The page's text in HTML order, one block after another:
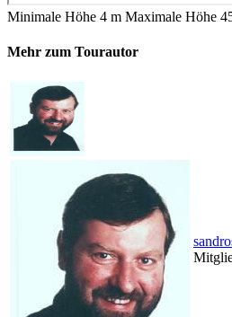
Minimale Höhe 4 m Maximale Höhe
Mehr zum Tourautor